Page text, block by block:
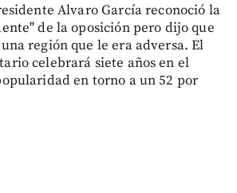
Alvaro García reconoció la
de la oposición pero dijo que
región que le era adversa. El
celebrará siete años en el
en torno a un 52 por